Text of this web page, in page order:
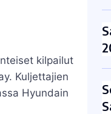
kilpailut
Kuljettajien
Hyundain